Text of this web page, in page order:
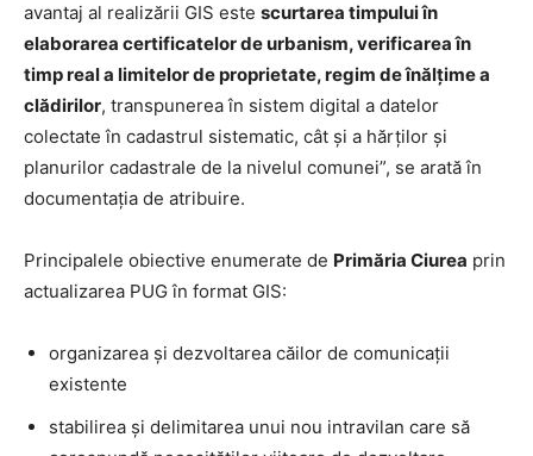
avantaj al realizării GIS este scurtarea timpului în
elaborarea certificatelor de urbanism, verificarea în
timp real a limitelor de proprietate, regim de înălțime a
clădirilor, transpunerea în sistem digital a datelor
colectate în cadastrul sistematic, cât și a hărților și
planurilor cadastrale de la nivelul comunei”, se arată în
documentația de atribuire.
Principalele obiective enumerate de Primăria Ciurea prin
actualizarea PUG în format GIS:
organizarea și dezvoltarea căilor de comunicații
existente
stabilirea și delimitarea unui nou intravilan care să